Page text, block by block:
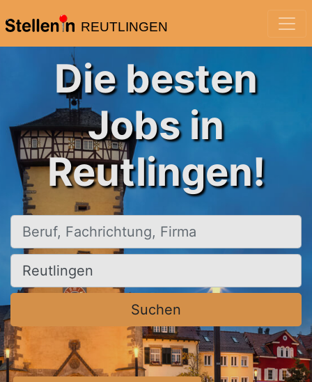
REUTLINGEN
Die besten
Jobs in
Reutlingen!
Beruf, Fachrichtung, Firma
Ort, Stadt
Suchen